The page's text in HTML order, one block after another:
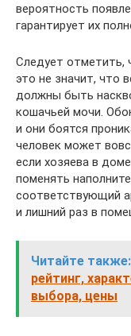
вероятность
гарантирует их
Следует отметить,
это не значит, что
должны быть
кошачьей мочи.
и они боятся
человек может
если хозяева в
поменять
соответствующий
и лишний раз в
Читайте также:
рейтинг,
выбора, цены